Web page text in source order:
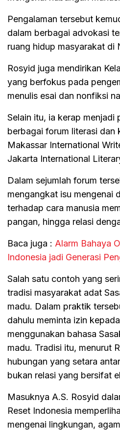
Pengalaman tersebut
dalam berbagai advokasi
ruang hidup masyarakat di
Rosyid juga mendirikan
yang berfokus pada
menulis esai dan nonfiksi
Selain itu, ia kerap menjadi
berbagai forum literasi dan
Makassar International
Jakarta International
Dalam sejumlah forum
mengangkat isu mengenai
terhadap cara manusia
pangan, hingga relasi
Baca juga : Alarm Bahaya
Indonesia jadi Generasi
Salah satu contoh yang
tradisi masyarakat adat
madu. Dalam praktik
dahulu meminta izin
menggunakan bahasa
madu. Tradisi itu, menurut
hubungan yang setara
bukan relasi yang bersifat
Masuknya A.S. Rosyid
Reset Indonesia
mengenai lingkungan,